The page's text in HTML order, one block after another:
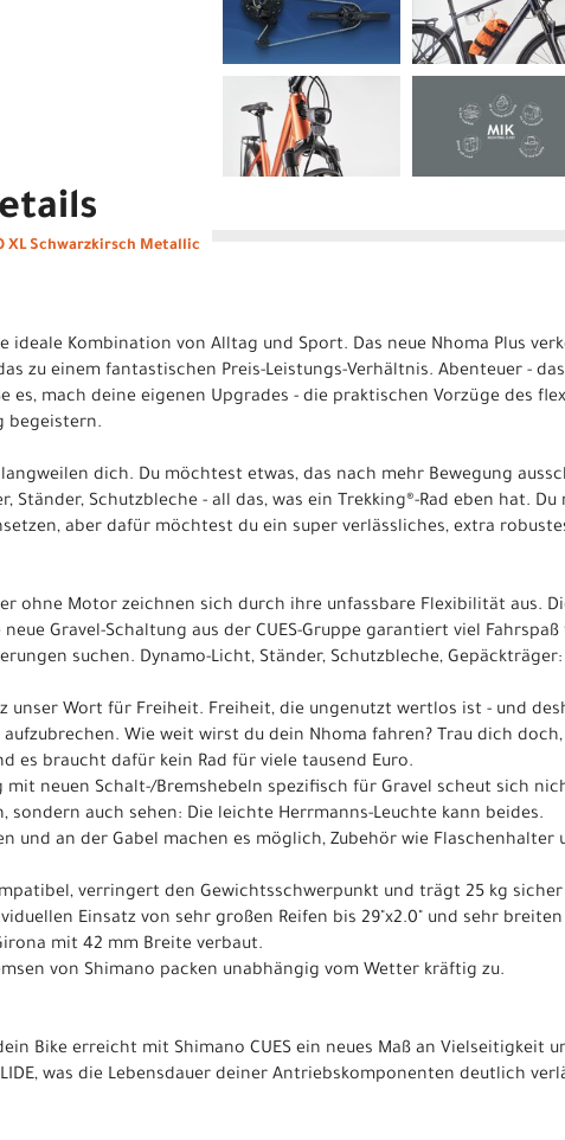
XL Schwarzkirsch Metallic
ideale Kombination von Alltag und Sport. Das neue Nhoma Plus
zu einem fantastischen Preis-Leistungs-Verhältnis. Abenteuer -
es, mach deine eigenen Upgrades - die praktischen Vorzüge des
begeistern.
langweilen dich. Du möchtest etwas, das nach mehr Bewegung
Ständer, Schutzbleche - all das, was ein Trekking®-Rad eben hat.
aber dafür möchtest du ein super verlässliches, extra
ohne Motor zeichnen sich durch ihre unfassbare Flexibilität aus.
Gravel-Schaltung aus der CUES-Gruppe garantiert viel
suchen. Dynamo-Licht, Ständer, Schutzbleche,
unser Wort für Freiheit. Freiheit, die ungenutzt wertlos ist - und
Wie weit wirst du dein Nhoma fahren? Trau dich doch,
es braucht dafür kein Rad für viele tausend Euro.
mit neuen Schalt-/Bremshebeln spezifisch für Gravel scheut sich
sondern auch sehen: Die leichte Herrmanns-Leuchte kann beides.
und an der Gabel machen es möglich, Zubehör wie Flaschenhalter
verringert den Gewichtsschwerpunkt und trägt 25 kg
Einsatz von sehr großen Reifen bis 29"x2.0" und sehr breiten
mit 42 mm Breite verbaut.
von Shimano packen unabhängig vom Wetter kräftig zu.
Bike erreicht mit Shimano CUES ein neues Maß an Vielseitigkeit
was die Lebensdauer deiner Antriebskomponenten deutlich